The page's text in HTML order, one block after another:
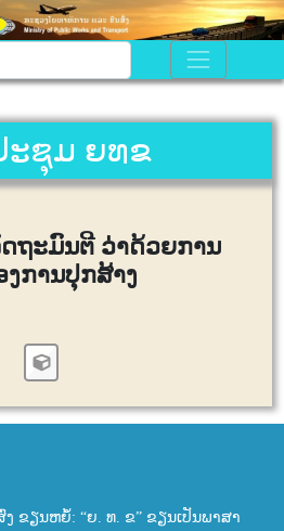
ະຊຸມ ຍທຂ
ຖະມົນຕີ ວ່າດ້ວຍການ
ການປຸກສ້າງ
ຂຽນຫຍໍ້: “ຍ. ທ. ຂ” ຂຽນເປັນພາສາ